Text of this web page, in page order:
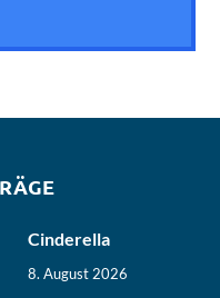
Cinderella
8. August 2026